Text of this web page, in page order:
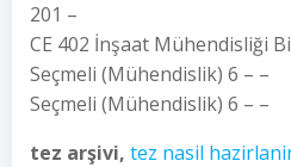
201 –
CE 402 İnşaat Mühendisliği
Seçmeli (Mühendislik) 6 – –
Seçmeli (Mühendislik) 6 – –
tez arşivi, tez nasil